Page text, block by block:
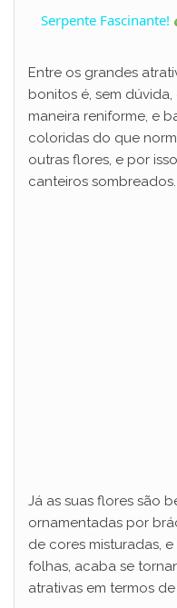
Serpente Fascinante!
Entre os grandes
bonitos é, sem
maneira reniforme, e
coloridas do que
outras flores, e por
canteiros sombreados.
Já as suas flores são
ornamentadas por
de cores misturadas,
folhas, acaba se
atrativas em termos